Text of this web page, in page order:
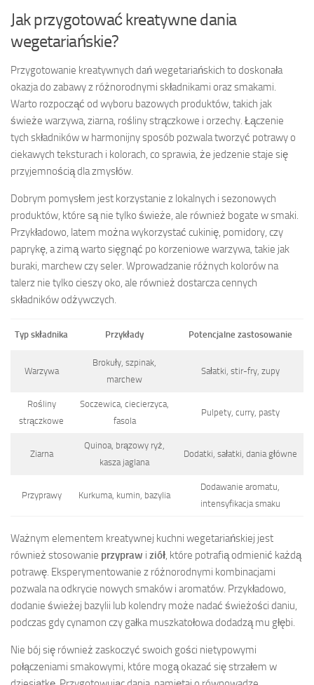
Jak przygotować kreatywne dania
wegetariańskie?
Przygotowanie kreatywnych dań wegetariańskich to doskonała
okazja do zabawy z różnorodnymi składnikami oraz smakami.
Warto rozpocząć od wyboru bazowych produktów, takich jak
świeże warzywa, ziarna, rośliny strączkowe i orzechy. Łączenie
tych składników w harmonijny sposób pozwala tworzyć potrawy o
ciekawych teksturach i kolorach, co sprawia, że jedzenie staje się
przyjemnością dla zmysłów.
Dobrym pomysłem jest korzystanie z lokalnych i sezonowych
produktów, które są nie tylko świeże, ale również bogate w smaki.
Przykładowo, latem można wykorzystać cukinię, pomidory, czy
paprykę, a zimą warto sięgnąć po korzeniowe warzywa, takie jak
buraki, marchew czy seler. Wprowadzanie różnych kolorów na
talerz nie tylko cieszy oko, ale również dostarcza cennych
składników odżywczych.
Typ składnika Przykłady Potencjalne zastosowanie
Warzywa
Brokuły, szpinak,
marchew
Sałatki, stir-fry, zupy
Rośliny
strączkowe
Soczewica, ciecierzyca,
fasola
Pulpety, curry, pasty
Ziarna
Quinoa, brązowy ryż,
kasza jaglana
Dodatki, sałatki, dania główne
Przyprawy Kurkuma, kumin, bazylia
Dodawanie aromatu,
intensyfikacja smaku
Ważnym elementem kreatywnej kuchni wegetariańskiej jest
również stosowanie przypraw i ziół, które potrafią odmienić każdą
potrawę. Eksperymentowanie z różnorodnymi kombinacjami
pozwala na odkrycie nowych smaków i aromatów. Przykładowo,
dodanie świeżej bazylii lub kolendry może nadać świeżości daniu,
podczas gdy cynamon czy gałka muszkatołowa dodadzą mu głębi.
Nie bój się również zaskoczyć swoich gości nietypowymi
połączeniami smakowymi, które mogą okazać się strzałem w